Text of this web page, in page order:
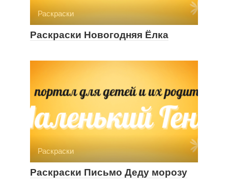
Раскраски
Раскраски Новогодняя Ёлка
Раскраски
Раскраски Письмо Деду морозу